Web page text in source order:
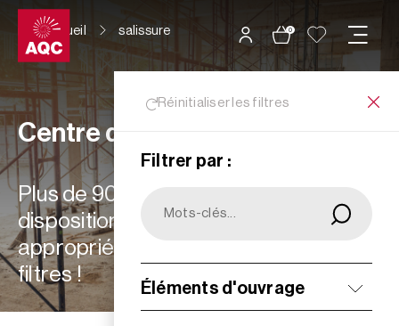
Panneau de gestion des cookies
0
Accueil salissure
Réinitialiser les filtres
Filtrer par :
Éléments d'ouvrage
Centre de ressources
Plus de 900 ressources à votre
disposition : choisissez les plus
appropriées à vos besoins grâce aux
filtres !